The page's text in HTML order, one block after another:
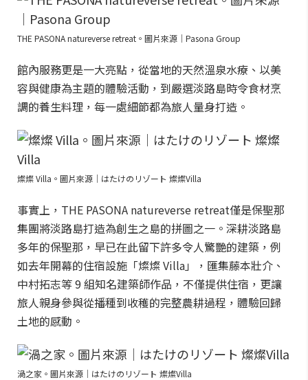
THE PASONA natureverse retreat。圖片來源｜Pasona Group
館內服務更是一大亮點，從當地的天然溫泉水療、以美
容與健康為主題的體驗活動，到嚴選淡路島時令食材烹
調的養生料理，每一處細節都為旅人量身打造。
燦燦 Villa。圖片來源｜はたけのリゾート 燦燦Villa
事實上，THE PASONA natureverse retreat僅是保聖那
集團將淡路島打造為創生之島的拼圖之一。深耕淡路島
多年的保聖那，早已在此留下許多令人驚艷的建築，例
如去年開幕的住宿設施「燦燦 Villa」，匯集藤本壯介、
中村拓志等 9 組知名建築師作品，不僅提供住宿，更讓
旅人親身參與從播種到收穫的完整農耕過程，體驗回歸
土地的感動。
渦之家。圖片來源｜はたけのリゾート 燦燦Villa